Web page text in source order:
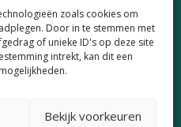
zoals cookies om
Door in te stemmen met
of unieke ID's op deze site
intrekt, kan dit een
Bekijk voorkeuren
8mm